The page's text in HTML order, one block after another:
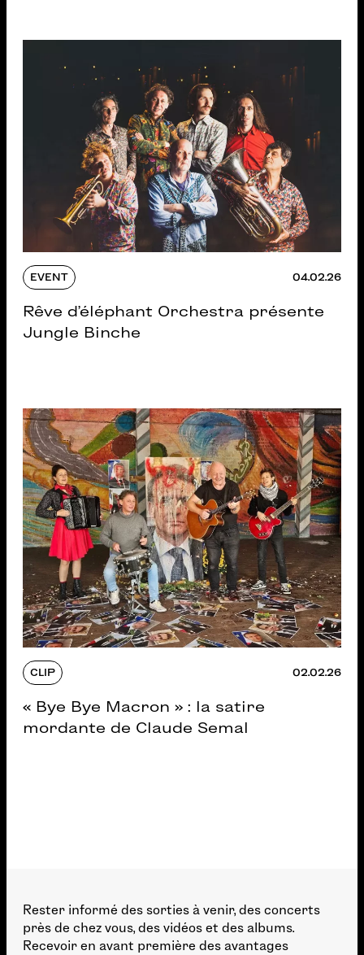
EVENT 04.02.26
Rêve d’éléphant Orchestra présente
Jungle Binche
CLIP 02.02.26
« Bye Bye Macron » : la satire
mordante de Claude Semal
Rester informé des sorties à venir, des concerts
près de chez vous, des vidéos et des albums.
Recevoir en avant première des avantages